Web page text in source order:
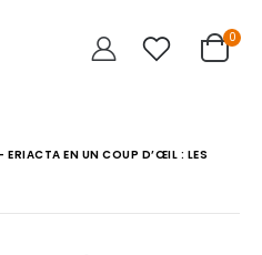
0
ERIACTA EN UN COUP D’ŒIL : LES